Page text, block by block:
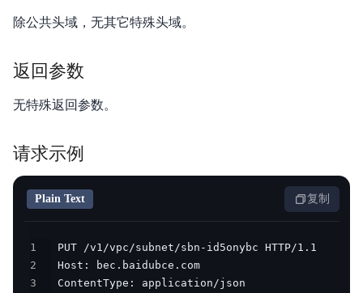
除公共头域，无其它特殊头域。
返回参数
无特殊返回参数。
请求示例
Plain Text 复制
1
2
3